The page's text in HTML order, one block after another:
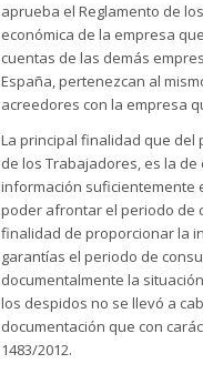
aprueba el Reglamento de
económica de la empresa
cuentas de las demás
España, pertenezcan al
acreedores con la empresa
La principal finalidad que del
de los Trabajadores, es la
información suficientemente
poder afrontar el periodo de
finalidad de proporcionar la
garantías el periodo de
documentalmente la
los despidos no se llevó a
documentación que con
1483/2012.